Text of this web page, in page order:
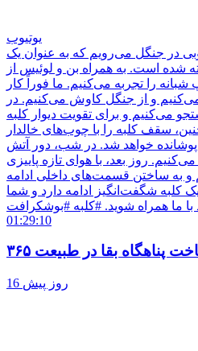
یوتیوب
در جنگل می‌رویم که به عنوان یک
شده است. به همراه بن و لوئیس از
را تجربه می‌کنیم. ما فوراً کار
و از جنگل کاوش می‌کنیم. در
می‌کنیم و برای تقویت دیوار کلبه
سقف کلبه را با چوب‌های خالدار
خواهد شد. در شب، دور آتش
روز بعد، با هوای تازه پاییزی
و به ساختن قسمت‌های داخلی ادامه
شگفت‌انگیز ادامه دارد و شما
با ما همراه شوید. #کلبه #بوشکرافت
01:29:10
ساخت پناهگاه بقا در طبیعت
16 روز پیش